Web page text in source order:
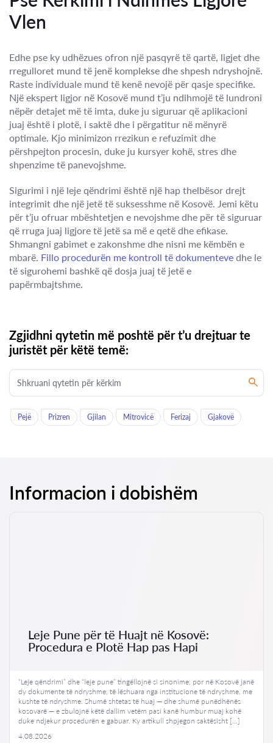
Vlen
Edhe pse ky udhëzues ofron një pasqyrë të qartë, ligjet dhe
rregulloret mund të jenë komplekse dhe shpesh ndryshojnë.
Raste individuale mund të kenë nevojë për qasje specifike.
Një ekspert ligjor në Kosovë mund t’ju ndihmojë të lundroni
nëpër detajet më të imta, duke ju siguruar që aplikacioni
juaj është i plotë, i saktë dhe i përgatitur në mënyrë
optimale. Kjo minimizon rrezikun e refuzimit dhe
përshpejton procesin, duke ju kursyer kohë, stres dhe
shpenzime të panevojshme.
Sigurimi i një leje qëndrimi është një hap thelbësor drejt
integrimit dhe një jetë të suksesshme në Kosovë. Jemi këtu
për t’ju ofruar mbështetjen e nevojshme dhe për të siguruar
që rruga juaj ligjore të jetë sa më e qetë dhe efikase.
Shmangni gabimet e zakonshme dhe nisni me këmbën e
mbarë. Fillo procedurën me kontroll të dokumenteve dhe le
të sigurohemi bashkë që dosja juaj të jetë e
papërmbajtshme.
Zgjidhni qytetin më poshtë për t’u drejtuar te
juristët për këtë temë:
Pejë Prizren Gjilan Mitrovicë Ferizaj Gjakovë
Informacion i dobishëm
Leje Pune për të Huajt në Kosovë:
Procedura e Plotë Hap pas Hapi
“Leje qëndrimi” dhe “leje pune” tingëllojnë si sinonime, por në Kosovë janë
dy dokumente të ndryshme, të lëshuara nga institucione të ndryshme, me
kushte të ndryshme. Shumë shtetas të huaj — dhe shumë punëdhënës
kosovarë — e zbulojnë këtë dallim vetëm pasi kanë humbur muaj kohë
duke ndjekur procedurën e gabuar. Ky artikull shpjegon saktësisht […]
4.08.2026